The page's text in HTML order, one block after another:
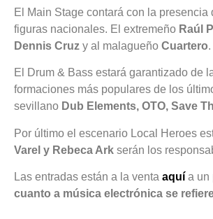
El Main Stage contará con la presencia
figuras nacionales. El extremeño Raúl
Dennis Cruz y al malagueño Cuartero
El Drum & Bass estará garantizado de
formaciones más populares de los
sevillano Dub Elements, OTO, Save
Por último el escenario Local Heroes
Varel y Rebeca Ark serán los
Las entradas están a la venta aquí a un
cuanto a música electrónica se